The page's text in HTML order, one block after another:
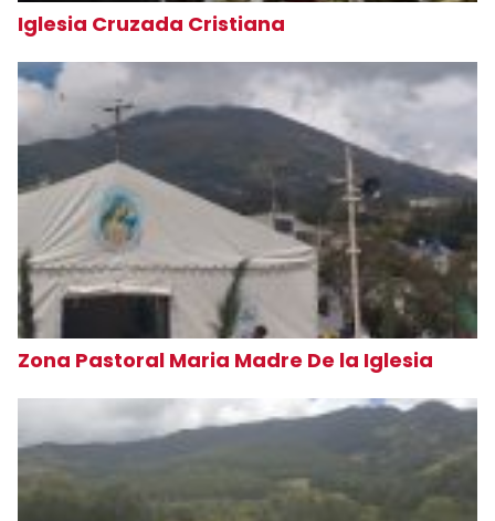
Iglesia Cruzada Cristiana
Zona Pastoral Maria Madre De la Iglesia